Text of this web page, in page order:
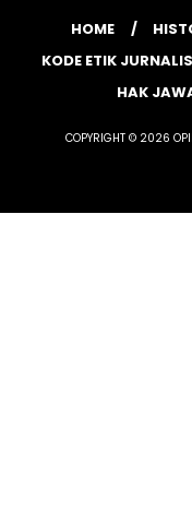
HOME
KODE ETIK
HAK
COPYRIGHT © 2026